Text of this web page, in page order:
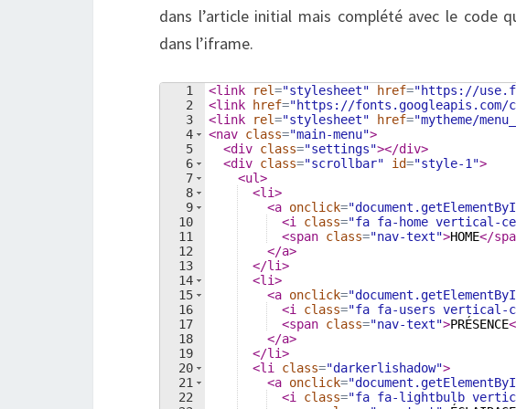
dans l’article initial mais complété avec le code
dans l’iframe.
1
2
3
4
5
6
7
8
9
10
11
12
13
14
15
16
17
18
19
20
21
22
<link rel="stylesheet" href="https://
<link href="https://fonts.googleapis.com/
<link rel="stylesheet" href="mytheme/
<nav class="main-menu">
<div class="settings"></div>
<div class="scrollbar" id="style-1">
<ul>
<li>
<a onclick=
<i class="fa fa-home vertical-
<span class="nav-text">HOME</
</a>
</li>
<li>
<a onclick=
<i class="fa fa-users vertical-
<span class="nav-text">PRÉSENCE
</a>
</li>
<li class="darkerlishadow">
<a onclick=
<i class="fa fa-lightbulb